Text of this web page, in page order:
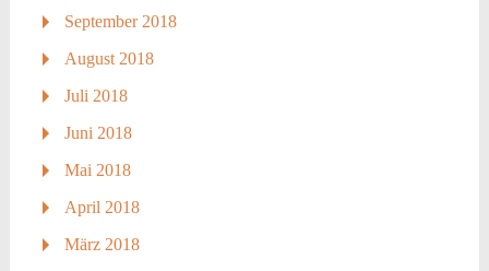
September 2018
August 2018
Juli 2018
Juni 2018
Mai 2018
April 2018
März 2018